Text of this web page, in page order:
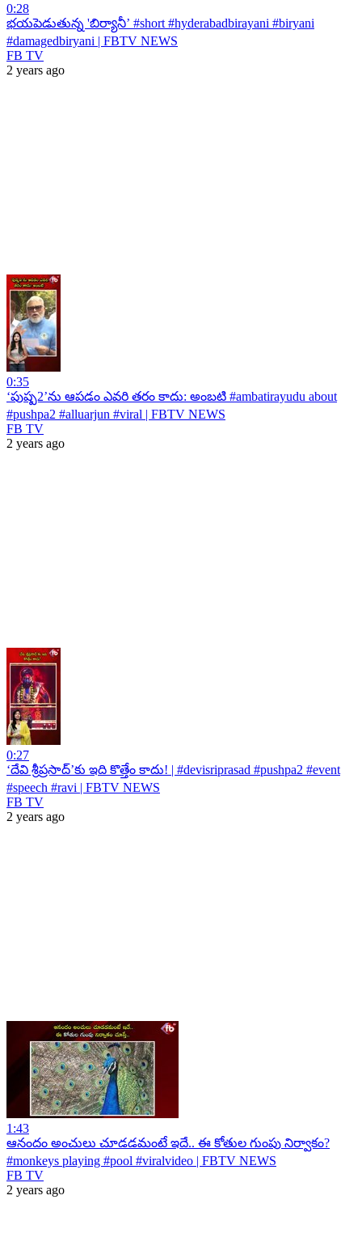
0:28
భయపెడుతున్న 'బిర్యానీ’ #short #hyderabadbirayani #biryani
#damagedbiryani | FBTV NEWS
FB TV
2 years ago
0:35
‘పుష్ప2’ను ఆపడం ఎవరి తరం కాదు: అంబటి #ambatirayudu about
#pushpa2 #alluarjun #viral | FBTV NEWS
FB TV
2 years ago
0:27
‘దేవి శ్రీప్రసాద్’కు ఇది కొత్తేం కాదు! | #devisriprasad #pushpa2 #event
#speech #ravi | FBTV NEWS
FB TV
2 years ago
1:43
ఆనందం అంచులు చూడడమంటే ఇదే.. ఈ కోతుల గుంపు నిర్వాకం?
#monkeys playing #pool #viralvideo | FBTV NEWS
FB TV
2 years ago